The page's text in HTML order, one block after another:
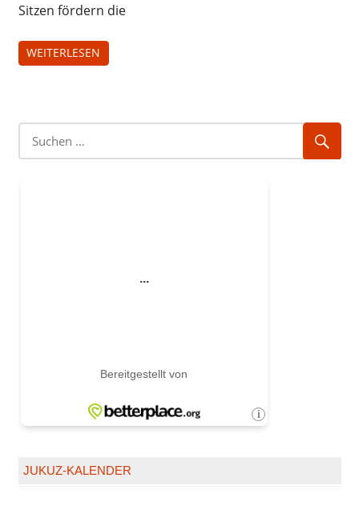
Sitzen fördern die
WEITERLESEN
JUKUZ-KALENDER